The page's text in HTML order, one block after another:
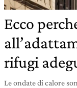
Ecco
rifugi
Le ondate di calore